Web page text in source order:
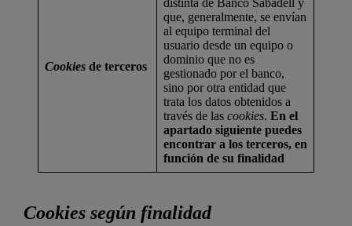
Cookies de terceros
distinta de Banco Sabadell y
que, generalmente, se envían
al equipo terminal del
usuario desde un equipo o
dominio que no es
gestionado por el banco,
sino por otra entidad que
trata los datos obtenidos a
través de las cookies. En el
apartado siguiente puedes
encontrar a los terceros, en
función de su finalidad
Cookies según finalidad